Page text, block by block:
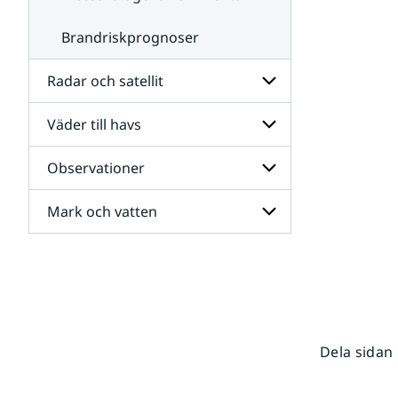
Brandriskprognoser
Radar och satellit
Undersidor
för
Radar
och
satellit
Väder till havs
Undersidor
för
Väder
till
havs
Observationer
Undersidor
för
Mark och vatten
Dela sidan